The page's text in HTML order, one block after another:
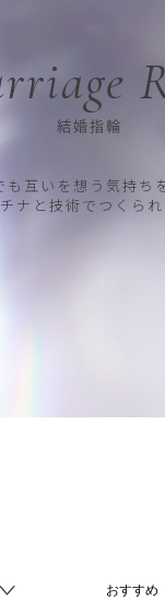
結婚指輪
も互いを想う気持ち
ナと技術でつくら